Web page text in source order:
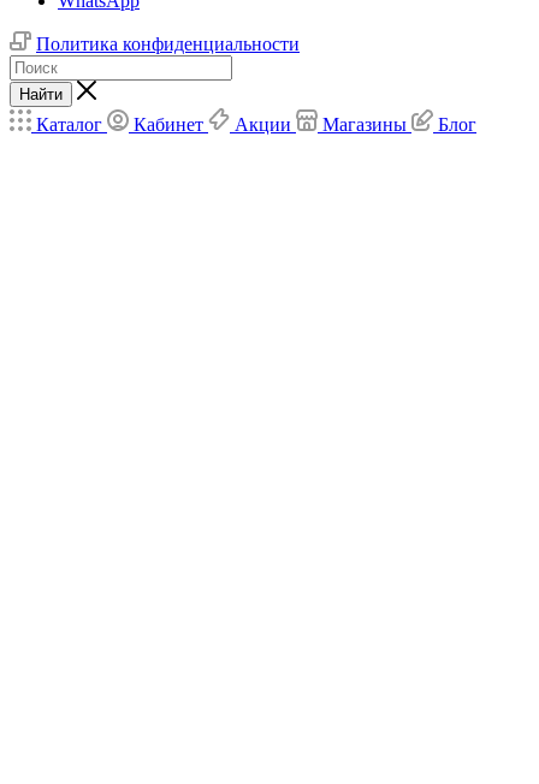
Политика конфиденциальности
Найти
Каталог Кабинет Акции Магазины Блог